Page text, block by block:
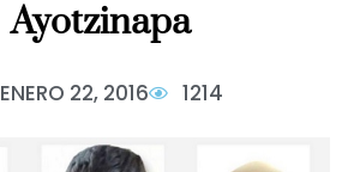
Ayotzinapa
ENERO 22, 2016 1214